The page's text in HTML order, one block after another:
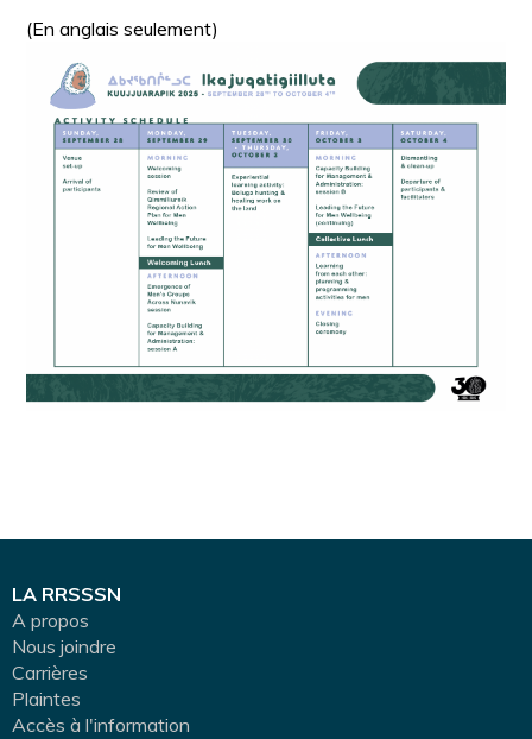
(En anglais seulement)
LA RRSSSN
A propos
Nous joindre
Carrières
Plaintes
Accès à l'information